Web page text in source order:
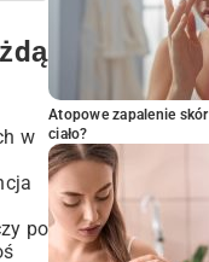
w
po
Atopowe zapalenie
ciało?